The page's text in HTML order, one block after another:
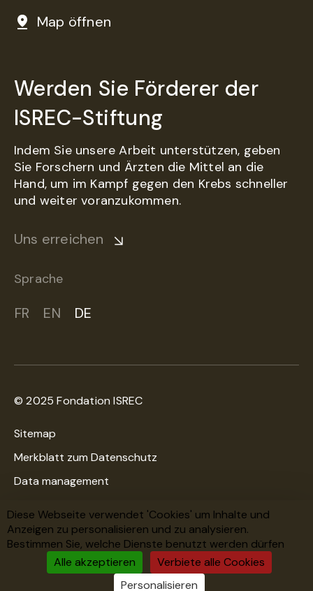
Map öffnen
Werden Sie Förderer der
ISREC-Stiftung
Indem Sie unsere Arbeit unterstützen, geben
Sie Forschern und Ärzten die Mittel an die
Hand, um im Kampf gegen den Krebs schneller
und weiter voranzukommen.
Uns erreichen
Sprache
FR EN DE
© 2025 Fondation ISREC
Sitemap
Merkblatt zum Datenschutz
Data management
Eine Kreation WNG Digital Agency
Top of the page
Diese Webseite verwendet 'Cookies' um Inhalte und
Anzeigen zu personalisieren und zu analysieren.
Bestimmen Sie, welche Dienste benutzt werden dürfen
Alle akzeptieren
Verbiete alle Cookies
Personalisieren